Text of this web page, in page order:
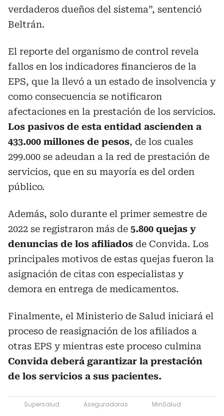
verdaderos dueños del sistema”, sentenció
Beltrán.
El reporte del organismo de control revela
fallos en los indicadores financieros de la
EPS, que la llevó a un estado de insolvencia y
como consecuencia se notificaron
afectaciones en la prestación de los servicios.
Los pasivos de esta entidad ascienden a
433.000 millones de pesos, de los cuales
299.000 se adeudan a la red de prestación de
servicios, que en su mayoría es del orden
público.
Además, solo durante el primer semestre de
2022 se registraron más de 5.800 quejas y
denuncias de los afiliados de Convida. Los
principales motivos de estas quejas fueron la
asignación de citas con especialistas y
demora en entrega de medicamentos.
Finalmente, el Ministerio de Salud iniciará el
proceso de reasignación de los afiliados a
otras EPS y mientras este proceso culmina
Convida deberá garantizar la prestación
de los servicios a sus pacientes.
Supersalud Aseguradoras
MinSalud